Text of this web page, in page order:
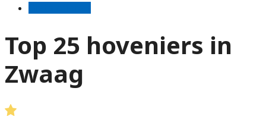
Top 25 hoveniers in
Zwaag